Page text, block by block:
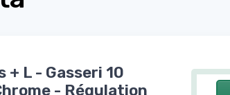
L - Gasseri 10
- Régulation